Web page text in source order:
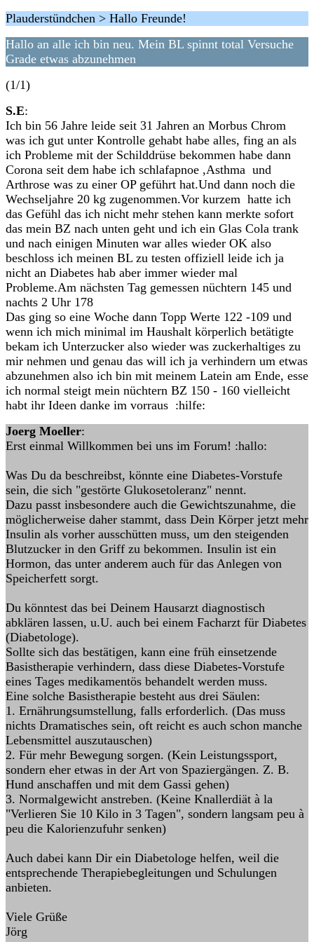
Plauderstündchen > Hallo Freunde!
Hallo an alle ich bin neu. Mein BL spinnt total Versuche
Grade etwas abzunehmen
(1/1)
S.E:
Ich bin 56 Jahre leide seit 31 Jahren an Morbus Chrom
was ich gut unter Kontrolle gehabt habe alles, fing an als
ich Probleme mit der Schilddrüse bekommen habe dann
Corona seit dem habe ich schlafapnoe ,Asthma und
Arthrose was zu einer OP geführt hat.Und dann noch die
Wechseljahre 20 kg zugenommen.Vor kurzem hatte ich
das Gefühl das ich nicht mehr stehen kann merkte sofort
das mein BZ nach unten geht und ich ein Glas Cola trank
und nach einigen Minuten war alles wieder OK also
beschloss ich meinen BL zu testen offiziell leide ich ja
nicht an Diabetes hab aber immer wieder mal
Probleme.Am nächsten Tag gemessen nüchtern 145 und
nachts 2 Uhr 178
Das ging so eine Woche dann Topp Werte 122 -109 und
wenn ich mich minimal im Haushalt körperlich betätigte
bekam ich Unterzucker also wieder was zuckerhaltiges zu
mir nehmen und genau das will ich ja verhindern um etwas
abzunehmen also ich bin mit meinem Latein am Ende, esse
ich normal steigt mein nüchtern BZ 150 - 160 vielleicht
habt ihr Ideen danke im vorraus :hilfe:
Joerg Moeller:
Erst einmal Willkommen bei uns im Forum! :hallo:
Was Du da beschreibst, könnte eine Diabetes-Vorstufe
sein, die sich "gestörte Glukosetoleranz" nennt.
Dazu passt insbesondere auch die Gewichtszunahme, die
möglicherweise daher stammt, dass Dein Körper jetzt mehr
Insulin als vorher ausschütten muss, um den steigenden
Blutzucker in den Griff zu bekommen. Insulin ist ein
Hormon, das unter anderem auch für das Anlegen von
Speicherfett sorgt.
Du könntest das bei Deinem Hausarzt diagnostisch
abklären lassen, u.U. auch bei einem Facharzt für Diabetes
(Diabetologe).
Sollte sich das bestätigen, kann eine früh einsetzende
Basistherapie verhindern, dass diese Diabetes-Vorstufe
eines Tages medikamentös behandelt werden muss.
Eine solche Basistherapie besteht aus drei Säulen:
1. Ernährungsumstellung, falls erforderlich. (Das muss
nichts Dramatisches sein, oft reicht es auch schon manche
Lebensmittel auszutauschen)
2. Für mehr Bewegung sorgen. (Kein Leistungssport,
sondern eher etwas in der Art von Spaziergängen. Z. B.
Hund anschaffen und mit dem Gassi gehen)
3. Normalgewicht anstreben. (Keine Knallerdiät à la
"Verlieren Sie 10 Kilo in 3 Tagen", sondern langsam peu à
peu die Kalorienzufuhr senken)
Auch dabei kann Dir ein Diabetologe helfen, weil die
entsprechende Therapiebegleitungen und Schulungen
anbieten.
Viele Grüße
Jörg